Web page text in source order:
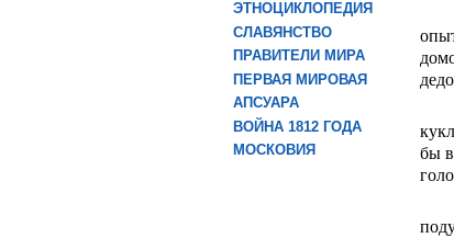
ЭТНОЦИКЛОПЕДИЯ
СЛАВЯНСТВО
ПРАВИТЕЛИ МИРА
ПЕРВАЯ МИРОВАЯ
АПСУАРА
ВОЙНА 1812 ГОДА
МОСКОВИЯ
бы